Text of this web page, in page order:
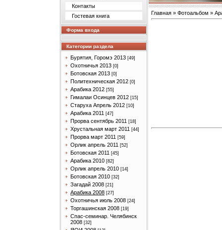
Контакты
Гостевая книга
Форма входа
Категории раздела
Бурятия, Горомэ 2013 [49]
Охотничья 2013 [0]
Ботовская 2013 [0]
Политехническая 2012 [0]
Арабика 2012 [55]
Гималаи Осинцев 2012 [15]
Старуха Апрель 2012 [10]
Арабика 2011 [47]
Прорва сентябрь 2011 [18]
Хрустальная март 2011 [44]
Прорва март 2011 [59]
Орлик апрель 2011 [52]
Ботовская 2011 [45]
Арабика 2010 [82]
Орлик апрель 2010 [14]
Ботовская 2010 [32]
Загадай 2008 [21]
Арабика 2008 [27]
Охотничья июль 2008 [24]
Торгашинская 2008 [19]
Спас-семинар. Челябинск
2008 [32]
Главная » Фотоальбом »